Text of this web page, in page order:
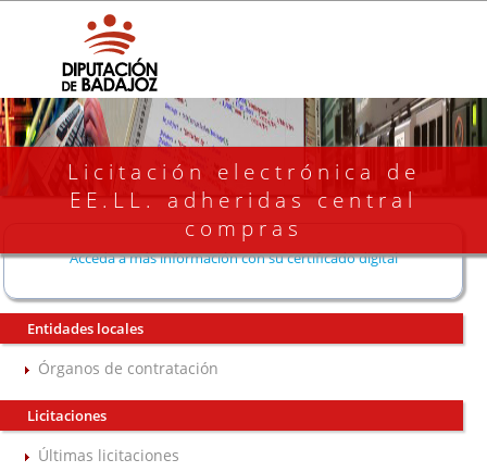
Licitación electrónica de
EE.LL. adheridas central
compras
Acceda a más información con su certificado digital
Entidades locales
Órganos de contratación
Licitaciones
Últimas licitaciones